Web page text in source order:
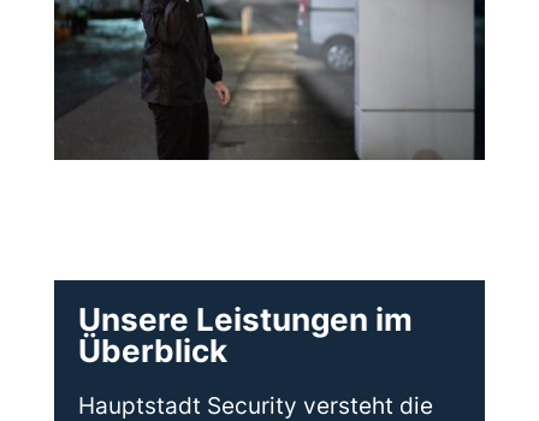
Unsere Leistungen im
Überblick
Hauptstadt Security versteht die